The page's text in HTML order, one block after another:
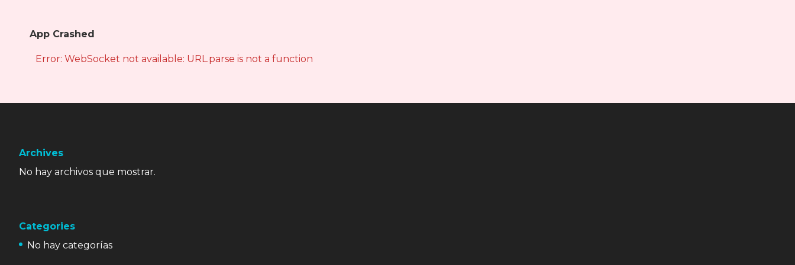
App Crashed
Error: WebSocket not available: URL.parse is not a function
Archives
No hay archivos que mostrar.
Categories
No hay categorías